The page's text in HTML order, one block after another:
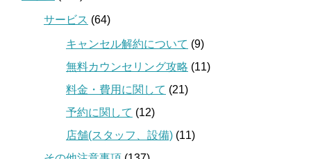
サービス (64)
キャンセル解約について (9)
無料カウンセリング攻略 (11)
料金・費用に関して (21)
予約に関して (12)
店舗(スタッフ、設備) (11)